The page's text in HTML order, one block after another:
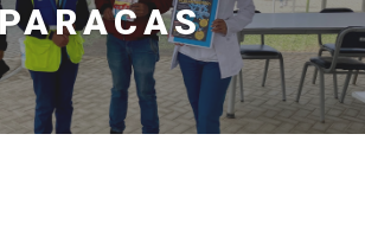
PARACAS